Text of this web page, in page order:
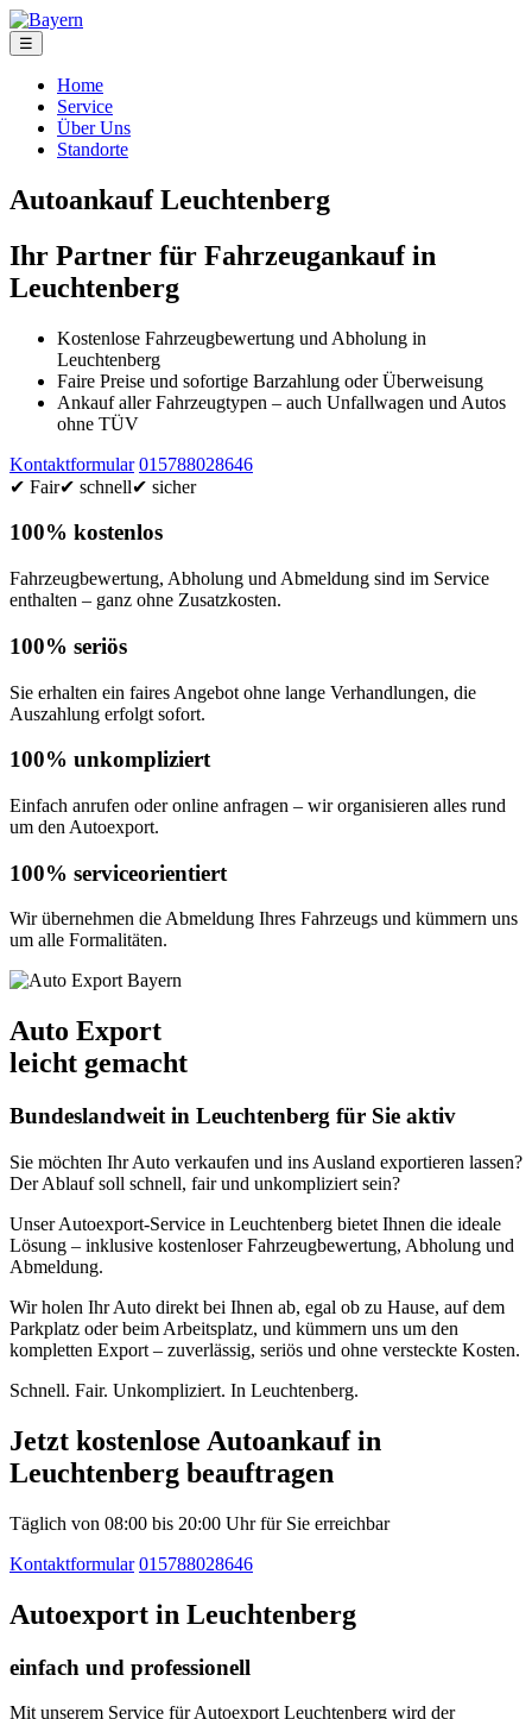
☰
Home
Service
Über Uns
Standorte
Autoankauf Leuchtenberg
Ihr Partner für Fahrzeugankauf in
Leuchtenberg
Kostenlose Fahrzeugbewertung und Abholung in
Leuchtenberg
Faire Preise und sofortige Barzahlung oder Überweisung
Ankauf aller Fahrzeugtypen – auch Unfallwagen und Autos
ohne TÜV
Kontaktformular 015788028646
✔ Fair✔ schnell✔ sicher
100% kostenlos
Fahrzeugbewertung, Abholung und Abmeldung sind im Service
enthalten – ganz ohne Zusatzkosten.
100% seriös
Sie erhalten ein faires Angebot ohne lange Verhandlungen, die
Auszahlung erfolgt sofort.
100% unkompliziert
Einfach anrufen oder online anfragen – wir organisieren alles rund
um den Autoexport.
100% serviceorientiert
Wir übernehmen die Abmeldung Ihres Fahrzeugs und kümmern uns
um alle Formalitäten.
Auto Export
leicht gemacht
Bundeslandweit in Leuchtenberg für Sie aktiv
Sie möchten Ihr Auto verkaufen und ins Ausland exportieren lassen?
Der Ablauf soll schnell, fair und unkompliziert sein?
Unser Autoexport-Service in Leuchtenberg bietet Ihnen die ideale
Lösung – inklusive kostenloser Fahrzeugbewertung, Abholung und
Abmeldung.
Wir holen Ihr Auto direkt bei Ihnen ab, egal ob zu Hause, auf dem
Parkplatz oder beim Arbeitsplatz, und kümmern uns um den
kompletten Export – zuverlässig, seriös und ohne versteckte Kosten.
Schnell. Fair. Unkompliziert. In Leuchtenberg.
Jetzt kostenlose Autoankauf in
Leuchtenberg beauftragen
Täglich von 08:00 bis 20:00 Uhr für Sie erreichbar
Kontaktformular 015788028646
Autoexport in Leuchtenberg
einfach und professionell
Mit unserem Service für Autoexport Leuchtenberg wird der